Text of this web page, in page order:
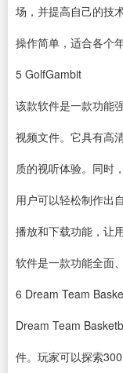
场，并提高自己的技
操作简单，适合各个
5 GolfGambit
该款软件是一款功能
视频文件。它具有高
质的视听体验。同时
用户可以轻松制作出
播放和下载功能，让
软件是一款功能全面
6 Dream Team
Dream Team
件。玩家可以探索